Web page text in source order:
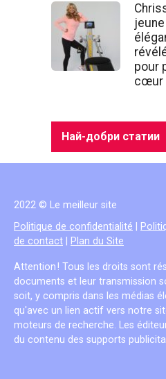
pour
cœur
Най-добри статии
2022 © Le meilleur site
Politique de confidentialité
de contact
Plan du Site
Attention ! Tous les droits sont
documents et leur transmission
soit, y compris dans les médias
qu'avec un lien actif vers notre
moteurs de recherche. Les
du contenu des supports